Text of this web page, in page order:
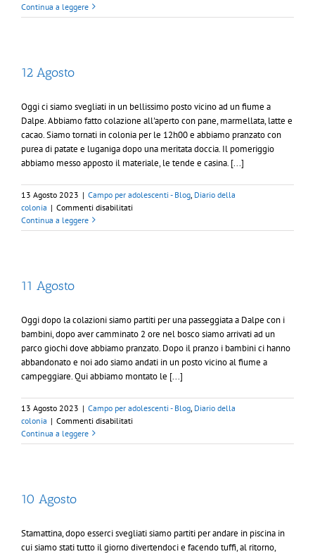
Agosto
Continua a leggere
12 Agosto
Oggi ci siamo svegliati in un bellissimo posto vicino ad un fiume a
Dalpe. Abbiamo fatto colazione all'aperto con pane, marmellata, latte e
cacao. Siamo tornati in colonia per le 12h00 e abbiamo pranzato con
purea di patate e luganiga dopo una meritata doccia. Il pomeriggio
abbiamo messo apposto il materiale, le tende e casina. [...]
13 Agosto 2023 | Campo per adolescenti - Blog Diario della
colonia | Commenti disabilitatisu
Agosto
Continua a leggere
11 Agosto
Oggi dopo la colazioni siamo partiti per una passeggiata a Dalpe con i
bambini, dopo aver camminato 2 ore nel bosco siamo arrivati ad un
parco giochi dove abbiamo pranzato. Dopo il pranzo i bambini ci hanno
abbandonato e noi ado siamo andati in un posto vicino al fiume a
campeggiare. Qui abbiamo montato le [...]
13 Agosto 2023 | Campo per adolescenti - Blog Diario della
colonia | Commenti disabilitatisu
Agosto
Continua a leggere
10 Agosto
Stamattina, dopo esserci svegliati siamo partiti per andare in piscina in
cui siamo stati tutto il giorno divertendoci e facendo tuffi, al ritorno,